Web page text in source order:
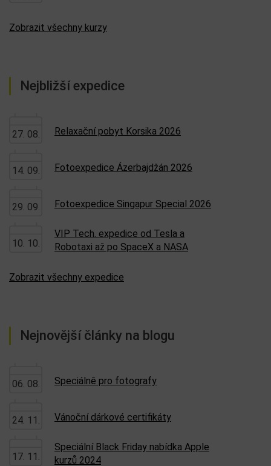
Zobrazit všechny kurzy
Nejbližší expedice
27. 08. Relaxační pobyt Korsika 2026
14. 09. Fotoexpedice Ázerbajdžán 2026
29. 09. Fotoexpedice Singapur Special 2026
10. 10.
VIP Tech. expedice od Tesla a
Robotaxi až po SpaceX a NASA
Zobrazit všechny expedice
Nejnovější články na blogu
06. 08. Speciálně pro fotografy
24. 11. Vánoční dárkové certifikáty
17. 11.
Speciální Black Friday nabídka Apple
kurzů 2024